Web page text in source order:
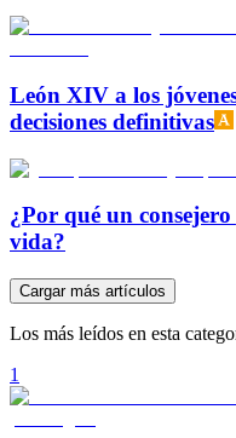
León XIV a los
decisiones definitivas
¿Por qué un
vida?
Cargar más artículos
Los más leídos en esta
1